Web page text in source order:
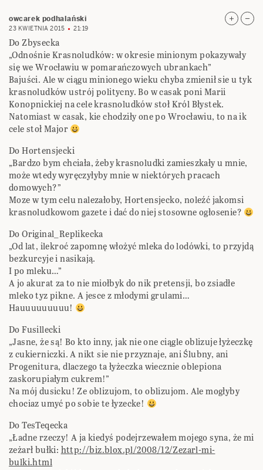
owcarek podhalański
23 KWIETNIA 2015 21:19
Do Zbysecka
„Odnośnie Krasnoludków: w okresie minionym pokazywały
się we Wrocławiu w pomarańczowych ubrankach”
Bajuści. Ale w ciągu minionego wieku chyba zmienił sie u tyk
krasnoludków ustrój politycny. Bo w casak poni Marii
Konopnickiej na cele krasnoludków stoł Król Błystek.
Natomiast w casak, kie chodziły one po Wrocławiu, to na ik
cele stoł Major
Do Hortensjecki
„Bardzo bym chciała, żeby krasnoludki zamieszkały u mnie,
może wtedy wyręczyłyby mnie w niektórych pracach
domowych?”
Moze w tym celu nalezałoby, Hortensjecko, noleźć jakomsi
krasnoludkowom gazete i dać do niej stosowne ogłosenie?
Do Original_Replikecka
„Od lat, ilekroć zapomnę włożyć mleka do lodówki, to przyjdą
bezkurcyje i nasikają.
I po mleku…”
A jo akurat za to nie miołbyk do nik pretensji, bo zsiadłe
mleko tyz pikne. A jesce z młodymi grulami…
Hauuuuuuuuu!
Do Fusillecki
„Jasne, że są! Bo kto inny, jak nie one ciągle oblizuje łyżeczkę
z cukierniczki. A nikt sie nie przyznaje, ani Ślubny, ani
Progenitura, dlaczego ta łyżeczka wiecznie oblepiona
zaskorupiałym cukrem!”
Na mój dusicku! Ze oblizujom, to oblizujom. Ale mogłyby
chociaz umyć po sobie te łyzecke!
Do TesTeqecka
„Ładne rzeczy! A ja kiedyś podejrzewałem mojego syna, że mi
zeżarł bułki: http://biz.blox.pl/2008/12/Zezarl-mi-
bulki.html